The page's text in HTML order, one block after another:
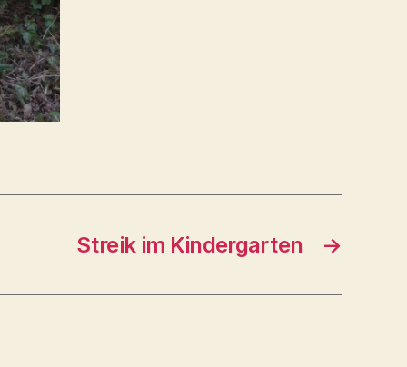
→
Streik im Kindergarten